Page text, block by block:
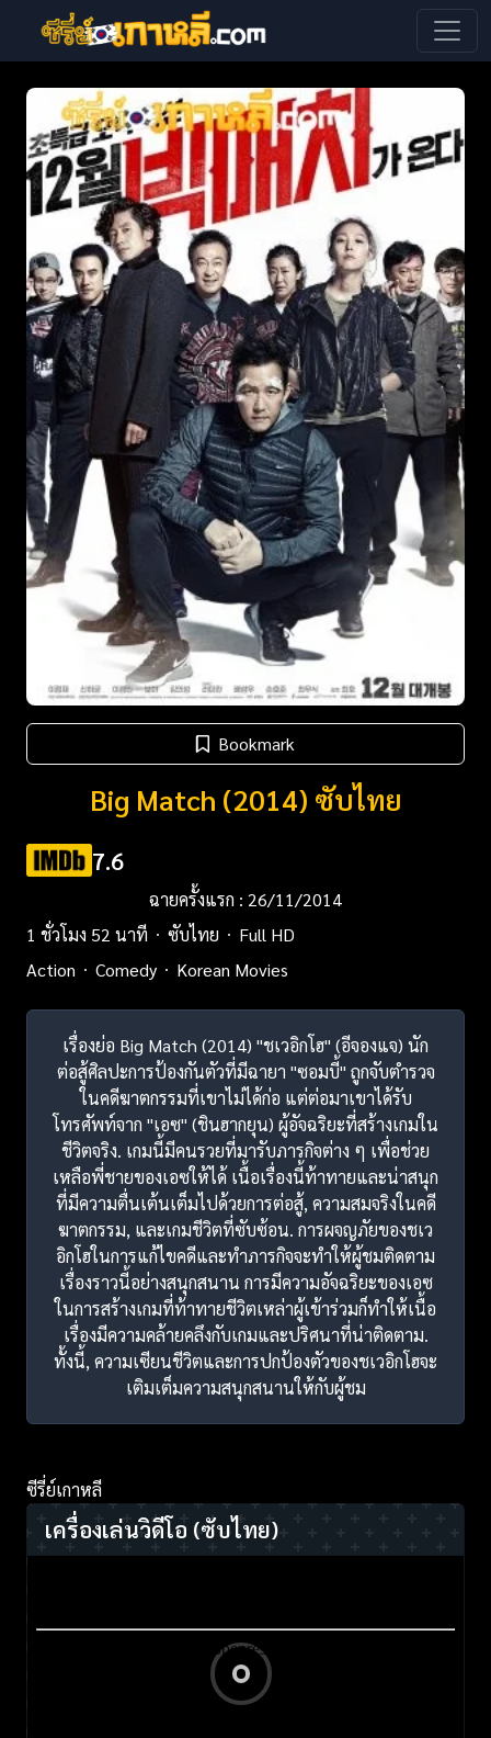
Bookmark
Big Match (2014) ซับไทย
7.6
ฉายครั้งแรก : 26/11/2014
1 ชั่วโมง 52 นาที
ซับไทย
Full HD
Action
Comedy Korean Movies
เรื่องย่อ Big Match (2014) "ชเวอิกโฮ" (อีจองแจ) นัก
ต่อสู้ศิลปะการป้องกันตัวที่มีฉายา "ซอมบี้" ถูกจับตำรวจ
ในคดีฆาตกรรมที่เขาไม่ได้ก่อ แต่ต่อมาเขาได้รับ
โทรศัพท์จาก "เอซ" (ชินฮากยุน) ผู้อัจฉริยะที่สร้างเกมใน
ชีวิตจริง. เกมนี้มีคนรวยที่มารับภารกิจต่าง ๆ เพื่อช่วย
เหลือพี่ชายของเอซให้ได้ เนื้อเรื่องนี้ท้าทายและน่าสนุก
ที่มีความตื่นเต้นเต็มไปด้วยการต่อสู้, ความสมจริงในคดี
ฆาตกรรม, และเกมชีวิตที่ซับซ้อน. การผจญภัยของชเว
อิกโฮในการแก้ไขคดีและทำภารกิจจะทำให้ผู้ชมติดตาม
เรื่องราวนี้อย่างสนุกสนาน การมีความอัจฉริยะของเอซ
ในการสร้างเกมที่ท้าทายชีวิตเหล่าผู้เข้าร่วมก็ทำให้เนื้อ
เรื่องมีความคล้ายคลึงกับเกมและปริศนาที่น่าติดตาม.
ทั้งนี้, ความเซียนชีวิตและการปกป้องตัวของชเวอิกโฮจะ
เติมเต็มความสนุกสนานให้กับผู้ชม
ซีรี่ย์เกาหลี
เครื่องเล่นวิดีโอ (ซับไทย)